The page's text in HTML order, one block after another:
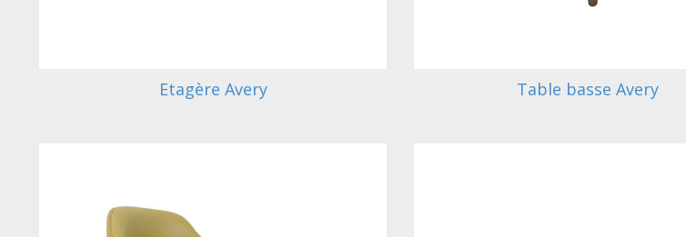
Etagère Avery Table basse Avery